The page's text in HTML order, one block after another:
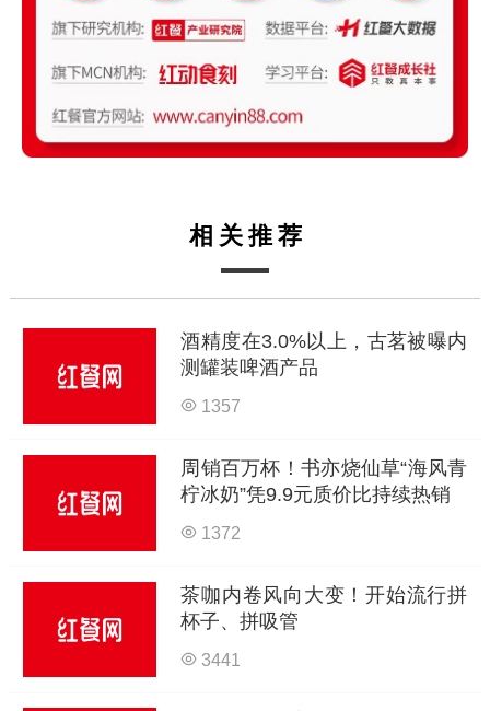
相关推荐
酒精度在3.0%以上，古茗被曝内
测罐装啤酒产品
1357
周销百万杯！书亦烧仙草“海风青
柠冰奶”凭9.9元质价比持续热销
1372
茶咖内卷风向大变！开始流行拼
杯子、拼吸管
3441